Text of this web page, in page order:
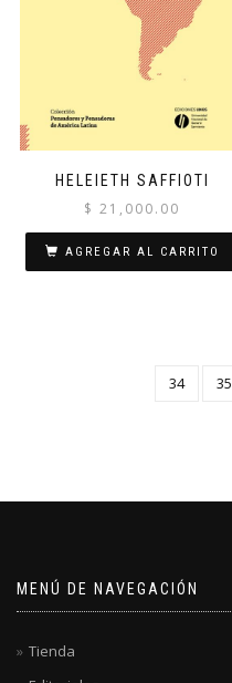
HELEIETH SAFFIOTI
$ 21,000.00
AGREGAR AL CARRITO
34
35
MENÚ DE NAVEGACIÓN
Tienda